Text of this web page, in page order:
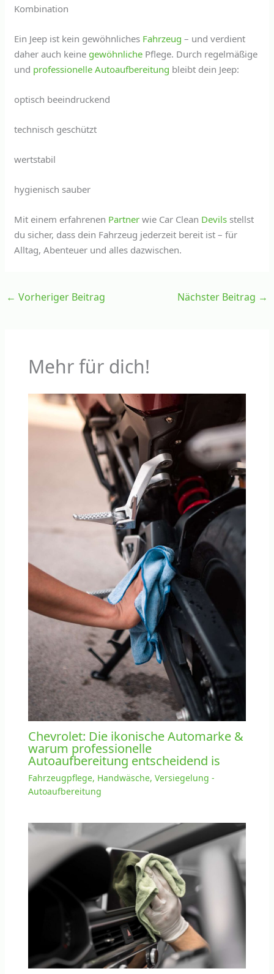
Kombination
Ein Jeep ist kein gewöhnliches Fahrzeug– und verdient
daher auch keine gewöhnliche Pflege. Durch regelmäßige
und professionelle Autoaufbereitung bleibt dein Jeep:
optisch beeindruckend
technisch geschützt
wertstabil
hygienisch sauber
Mit einem erfahrenen Partner wie Car Clean Devils stellst
du sicher, dass dein Fahrzeug jederzeit bereit ist – für
Alltag, Abenteuer und alles dazwischen.
← Vorheriger Beitrag Nächster Beitrag →
Mehr für dich!
Chevrolet: Die ikonische Automarke &
warum professionelle
Autoaufbereitung entscheidend is
Fahrzeugpflege, Handwäsche, Versiegelung -
Autoaufbereitung